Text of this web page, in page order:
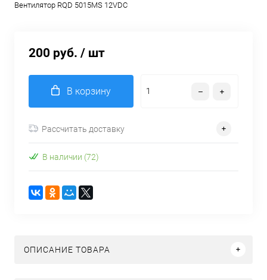
Вентилятор RQD 5015MS 12VDC
200 руб. / шт
В корзину
Рассчитать доставку
В наличии (72)
ОПИСАНИЕ ТОВАРА